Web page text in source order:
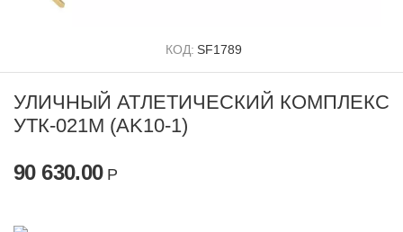
КОД: SF1789
УЛИЧНЫЙ АТЛЕТИЧЕСКИЙ КОМПЛЕКС
УТК-021M (AK10-1)
90 630.00 Р